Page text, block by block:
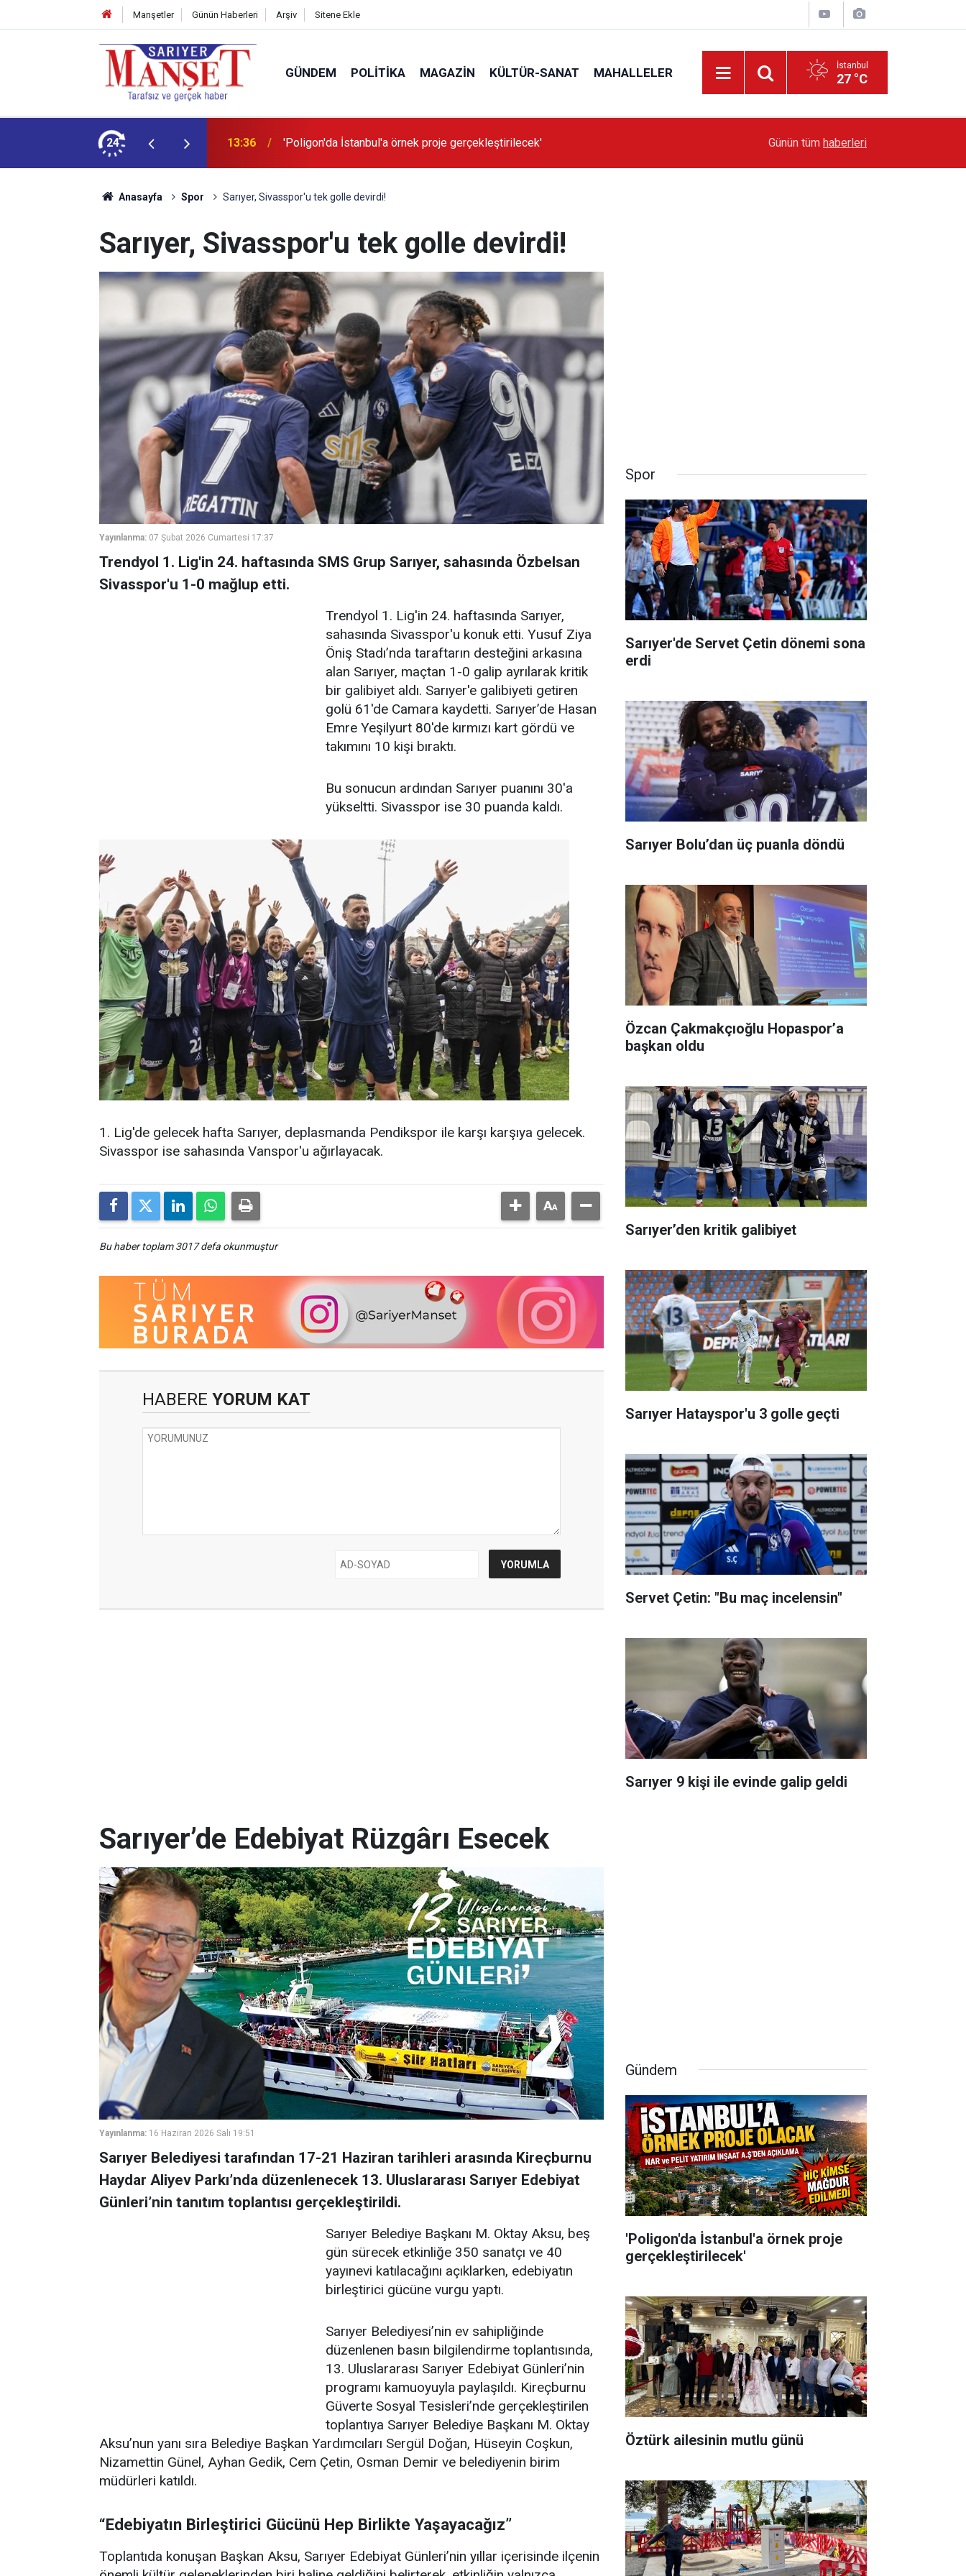
Manşetler Günün Haberleri Arşiv Sitene Ekle
GÜNDEM POLITIKA MAGAZIN KÜLTÜR-SANAT MAHALLELER İstanbul
27 °C
24 13:36 'Poligon'da İstanbul'a örnek proje gerçekleştirilecek' Sarıyer’de Edebiyat Rüzgârı Esecek
Günün tüm haberleri
Anasayfa Spor Sarıyer, Sivasspor'u tek golle devirdi!
Sarıyer, Sivasspor'u tek golle devirdi!
Yayınlanma: 07 Şubat 2026 Cumartesi 17:37
Trendyol 1. Lig'in 24. haftasında SMS Grup Sarıyer, sahasında Özbelsan
Sivasspor'u 1-0 mağlup etti.
Trendyol 1. Lig'in 24. haftasında Sarıyer,
sahasında Sivasspor'u konuk etti. Yusuf Ziya
Öniş Stadı’nda taraftarın desteğini arkasına
alan Sarıyer, maçtan 1-0 galip ayrılarak kritik
bir galibiyet aldı. Sarıyer'e galibiyeti getiren
golü 61'de Camara kaydetti. Sarıyer’de Hasan
Emre Yeşilyurt 80'de kırmızı kart gördü ve
takımını 10 kişi bıraktı.
Bu sonucun ardından Sarıyer puanını 30'a
yükseltti. Sivasspor ise 30 puanda kaldı.
1. Lig'de gelecek hafta Sarıyer, deplasmanda Pendikspor ile karşı karşıya gelecek.
Sivasspor ise sahasında Vanspor'u ağırlayacak.
Bu haber toplam 3017 defa okunmuştur
HABERE YORUM KAT
Spor
Sarıyer'de Servet Çetin dönemi sona
erdi
Sarıyer Bolu’dan üç puanla döndü
Özcan Çakmakçıoğlu Hopaspor’a
başkan oldu
Sarıyer’den kritik galibiyet
Sarıyer Hatayspor'u 3 golle geçti
Servet Çetin: "Bu maç incelensin"
Sarıyer 9 kişi ile evinde galip geldi
Sarıyer’de Edebiyat Rüzgârı Esecek
Yayınlanma: 16 Haziran 2026 Salı 19:51
Sarıyer Belediyesi tarafından 17-21 Haziran tarihleri arasında Kireçburnu
Haydar Aliyev Parkı’nda düzenlenecek 13. Uluslararası Sarıyer Edebiyat
Günleri’nin tanıtım toplantısı gerçekleştirildi.
Sarıyer Belediye Başkanı M. Oktay Aksu, beş
gün sürecek etkinliğe 350 sanatçı ve 40
yayınevi katılacağını açıklarken, edebiyatın
birleştirici gücüne vurgu yaptı.
Sarıyer Belediyesi’nin ev sahipliğinde
düzenlenen basın bilgilendirme toplantısında,
13. Uluslararası Sarıyer Edebiyat Günleri’nin
programı kamuoyuyla paylaşıldı. Kireçburnu
Güverte Sosyal Tesisleri’nde gerçekleştirilen
toplantıya Sarıyer Belediye Başkanı M. Oktay
Aksu’nun yanı sıra Belediye Başkan Yardımcıları Sergül Doğan, Hüseyin Coşkun,
Nizamettin Günel, Ayhan Gedik, Cem Çetin, Osman Demir ve belediyenin birim
müdürleri katıldı.
“Edebiyatın Birleştirici Gücünü Hep Birlikte Yaşayacağız”
Toplantıda konuşan Başkan Aksu, Sarıyer Edebiyat Günleri’nin yıllar içerisinde ilçenin
Gündem
'Poligon'da İstanbul'a örnek proje
gerçekleştirilecek'
Öztürk ailesinin mutlu günü